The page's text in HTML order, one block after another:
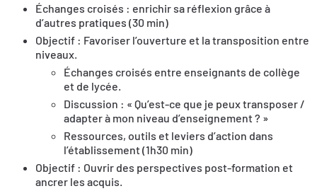
Échanges croisés : enrichir sa réflexion grâce à
d’autres pratiques (30 min)
Objectif : Favoriser l’ouverture et la transposition entre
niveaux.
Échanges croisés entre enseignants de collège
et de lycée.
Discussion : « Qu’est-ce que je peux transposer /
adapter à mon niveau d’enseignement ? »
Ressources, outils et leviers d’action dans
l’établissement (1h30 min)
Objectif : Ouvrir des perspectives post-formation et
ancrer les acquis.